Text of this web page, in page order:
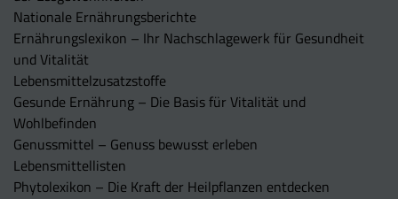
Nationale Ernährungsberichte
Ernährungslexikon – Ihr Nachschlagewerk für Gesundheit
und Vitalität
Lebensmittelzusatzstoffe
Gesunde Ernährung – Die Basis für Vitalität und
Wohlbefinden
Genussmittel – Genuss bewusst erleben
Lebensmittellisten
Phytolexikon – Die Kraft der Heilpflanzen entdecken